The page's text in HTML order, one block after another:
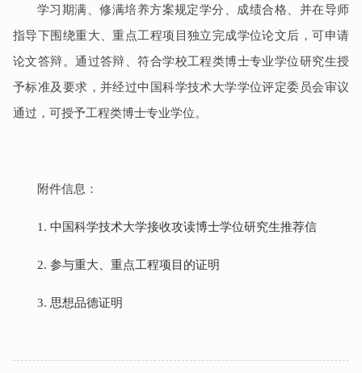
学习期满、修满培养方案规定学分、成绩合格、并在导师
指导下围绕重大、重点工程项目独立完成学位论文后，可申请
论文答辩。通过答辩、符合学校工程类博士专业学位研究生授
予标准及要求，并经过中国科学技术大学学位评定委员会审议
通过，可授予工程类博士专业学位。
附件信息：
1. 中国科学技术大学接收攻读博士学位研究生推荐信
2. 参与重大、重点工程项目的证明
3. 思想品德证明